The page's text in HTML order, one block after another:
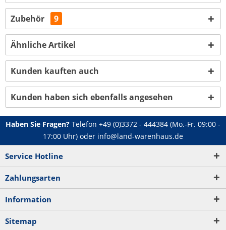
Zubehör 9
Ähnliche Artikel
Kunden kauften auch
Kunden haben sich ebenfalls angesehen
Haben Sie Fragen? Telefon +49 (0)3372 - 444384 (Mo.-Fr. 09:00 -
17:00 Uhr) oder info@land-warenhaus.de
Service Hotline
Zahlungsarten
Information
Sitemap